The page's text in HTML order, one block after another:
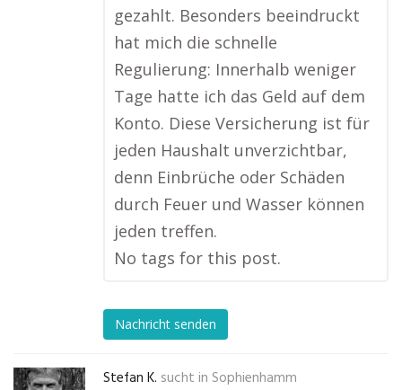
gezahlt. Besonders beeindruckt
hat mich die schnelle
Regulierung: Innerhalb weniger
Tage hatte ich das Geld auf dem
Konto. Diese Versicherung ist für
jeden Haushalt unverzichtbar,
denn Einbrüche oder Schäden
durch Feuer und Wasser können
jeden treffen.
No tags for this post.
Nachricht senden
Stefan K. sucht in Sophienhamm